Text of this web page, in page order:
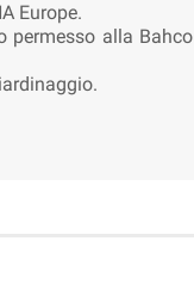
Europe.
alla